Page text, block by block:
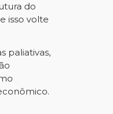
do
isso volte
paliativas,